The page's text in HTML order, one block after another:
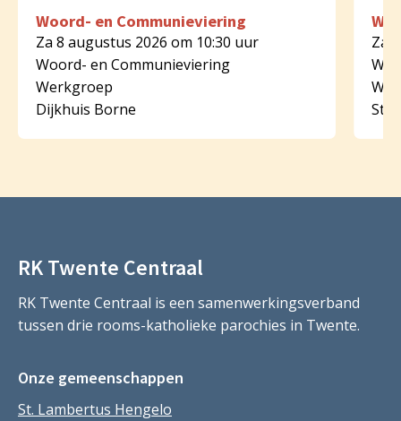
Woord- en Communieviering
Za 8 augustus 2026 om 10:30 uur
Woord- en Communieviering
Werkgroep
Dijkhuis Borne
Za
St.
RK Twente Centraal
RK Twente Centraal is een samenwerkingsverband
tussen drie rooms-katholieke parochies in Twente.
Onze gemeenschappen
St. Lambertus Hengelo